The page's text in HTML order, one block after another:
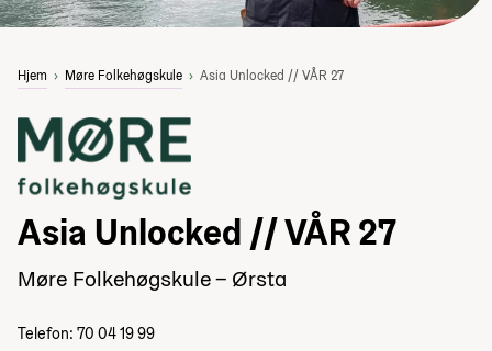
Hjem Møre Folkehøgskule Asia Unlocked // VÅR 27
Asia Unlocked // VÅR 27
Møre Folkehøgskule – Ørsta
Telefon: 70 04 19 99